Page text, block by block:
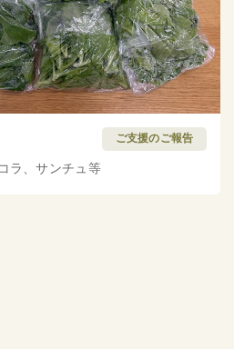
ご支援のご報告
ラ、サンチュ等